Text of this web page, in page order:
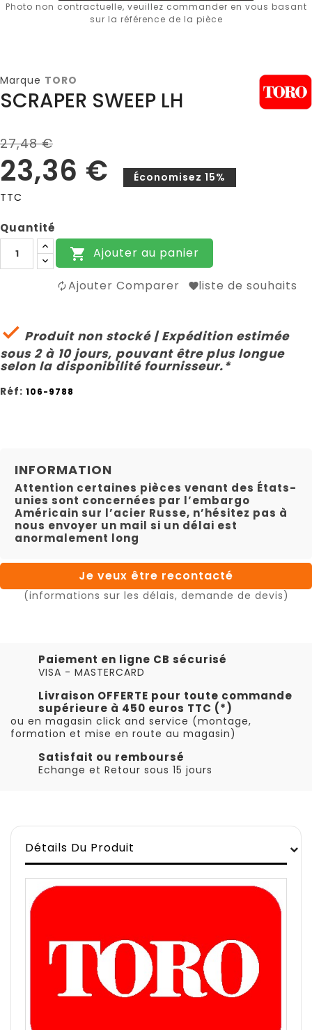
Photo non contractuelle, veuillez commander en vous basant
sur la référence de la pièce
Marque TORO
SCRAPER SWEEP LH
27,48 €
23,36 €
Économisez 15%
TTC
Quantité
 Ajouter au panier
Ajouter Comparer liste de souhaits
 Produit non stocké | Expédition estimée
sous 2 à 10 jours, pouvant être plus longue
selon la disponibilité fournisseur.*
Réf: 106-9788
INFORMATION
Attention certaines pièces venant des États-
unies sont concernées par l’embargo
Américain sur l’acier Russe, n’hésitez pas à
nous envoyer un mail si un délai est
anormalement long
Je veux être recontacté
(informations sur les délais, demande de devis)
Paiement en ligne CB sécurisé
VISA - MASTERCARD
Livraison OFFERTE pour toute commande
supérieure à 450 euros TTC (*)
ou en magasin click and service (montage,
formation et mise en route au magasin)
Satisfait ou remboursé
Echange et Retour sous 15 jours
Détails Du Produit